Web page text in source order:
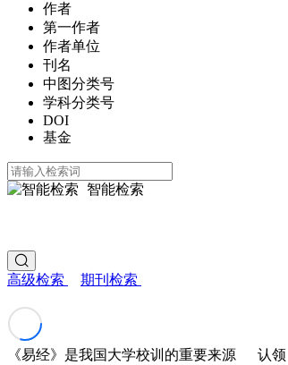
作者
第一作者
作者单位
刊名
中图分类号
学科分类号
DOI
基金
智能检索
高级检索 期刊检索
《易经》是我国大学校训的重要来源
认领